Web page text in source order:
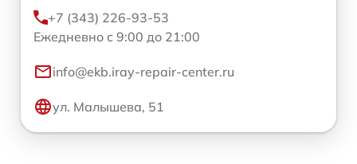
+7 (343) 226-93-53
Ежедневно с 9:00 до 21:00
info@ekb.iray-repair-center.ru
ул. Малышева, 51